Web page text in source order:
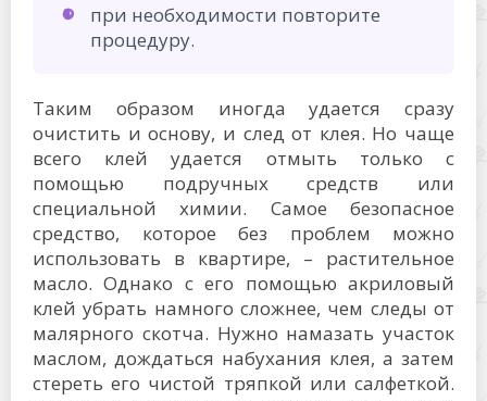
при необходимости повторите
процедуру.
Таким образом иногда удается сразу
очистить и основу, и след от клея. Но чаще
всего клей удается отмыть только с
помощью подручных средств или
специальной химии. Самое безопасное
средство, которое без проблем можно
использовать в квартире, – растительное
масло. Однако с его помощью акриловый
клей убрать намного сложнее, чем следы от
малярного скотча. Нужно намазать участок
маслом, дождаться набухания клея, а затем
стереть его чистой тряпкой или салфеткой.